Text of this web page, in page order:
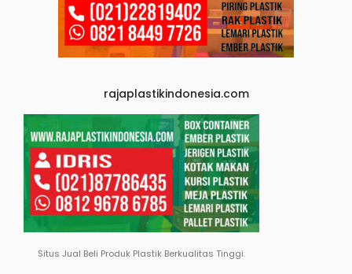
rajaplastikindonesia.com
Situs Jual Beli Produk Plastik Berkualitas Tinggi.